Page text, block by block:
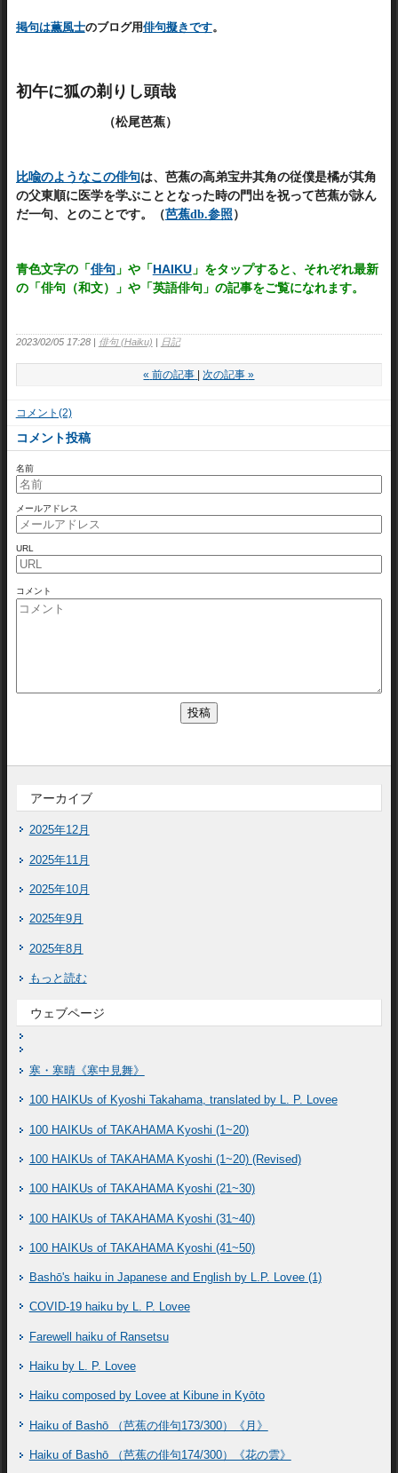
掲句は薫風士のブログ用俳句擬きです。
初午に狐の剃りし頭哉
（松尾芭蕉）
比喩のようなこの俳句は、芭蕉の高弟宝井其角の従僕是橘が其角
の父東順に医学を学ぶこととなった時の門出を祝って芭蕉が詠ん
だ一句、とのことです。（芭蕉db.参照 ）
青色文字の「俳句」や「HAIKU」をタップすると、それぞれ最新
の「俳句（和文）」や「英語俳句」の記事をご覧になれます。
2023/02/05 17:28 俳句 (Haiku) 日記
« 前の記事 次の記事 »
コメント(2)
コメント投稿
名前
メールアドレス
URL
コメント
アーカイブ
2025年12月
2025年11月
2025年10月
2025年9月
2025年8月
もっと読む
ウェブページ
寒・寒晴《寒中見舞》
100 HAIKUs of Kyoshi Takahama, translated by L. P. Lovee
100 HAIKUs of TAKAHAMA Kyoshi (1~20)
100 HAIKUs of TAKAHAMA Kyoshi (1~20) (Revised)
100 HAIKUs of TAKAHAMA Kyoshi (21~30)
100 HAIKUs of TAKAHAMA Kyoshi (31~40)
100 HAIKUs of TAKAHAMA Kyoshi (41~50)
Bashō's haiku in Japanese and English by L.P. Lovee (1)
COVID-19 haiku by L. P. Lovee
Farewell haiku of Ransetsu
Haiku by L. P. Lovee
Haiku composed by Lovee at Kibune in Kyōto
Haiku of Bashō （芭蕉の俳句173/300）《月》
Haiku of Bashō （芭蕉の俳句174/300）《花の雲》